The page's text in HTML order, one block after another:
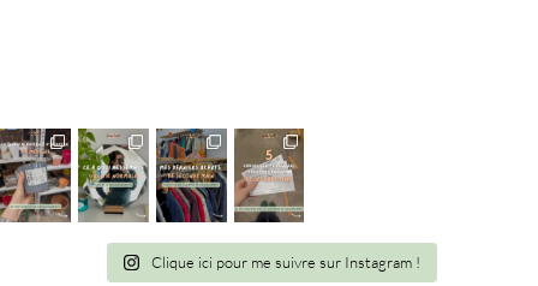
Clique ici pour me suivre sur Instagram !